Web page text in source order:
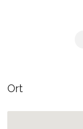
Ort